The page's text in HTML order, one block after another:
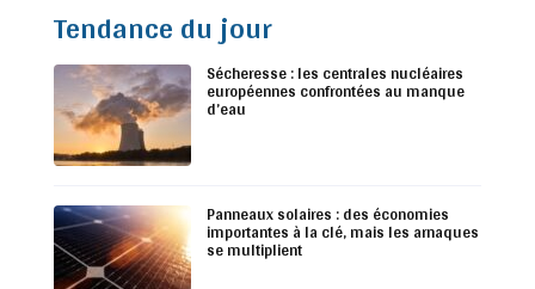
Tendance du jour
Sécheresse : les centrales nucléaires
européennes confrontées au manque
d’eau
Panneaux solaires : des économies
importantes à la clé, mais les arnaques
se multiplient